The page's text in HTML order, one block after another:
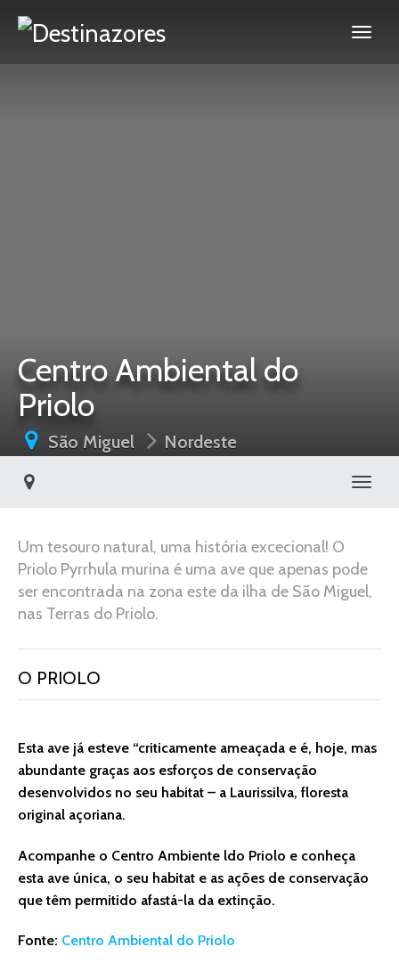
Centro Ambiental do
Priolo
São Miguel Nordeste
Um tesouro natural, uma história excecional! O
Priolo Pyrrhula murina é uma ave que apenas pode
ser encontrada na zona este da ilha de São Miguel,
nas Terras do Priolo.
O PRIOLO
Esta ave já esteve “criticamente ameaçada e é, hoje, mas
abundante graças aos esforços de conservação
desenvolvidos no seu habitat – a Laurissilva, floresta
original açoriana.
Acompanhe o Centro Ambiente ldo Priolo e conheça
esta ave única, o seu habitat e as ações de conservação
que têm permitido afastá-la da extinção.
Fonte: Centro Ambiental do Priolo